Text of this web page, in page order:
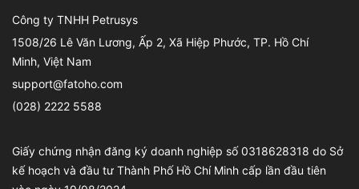
Công ty TNHH Petrusys
1508/26 Lê Văn Lương, Ấp 2, Xã Hiệp Phước, TP. Hồ Chí
Minh, Việt Nam
support@fatoho.com
(028) 2222 5588
Giấy chứng nhận đăng ký doanh nghiệp số 0318628318 do Sở
kế hoạch và đầu tư Thành Phố Hồ Chí Minh cấp lần đầu tiên